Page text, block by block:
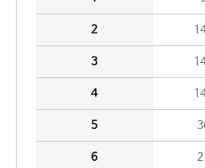
2
3
4
5
6